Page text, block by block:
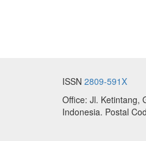
ISSN 2809-591X
Office: Jl. Ketintang,
Indonesia. Postal